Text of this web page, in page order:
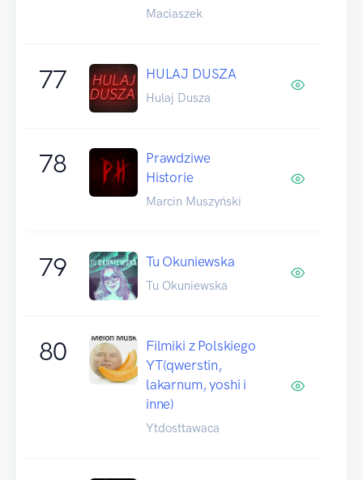
Maciaszek
77 HULAJ DUSZA
Hulaj Dusza
78
Prawdziwe
Historie
Marcin Muszyński
79 Tu Okuniewska
Tu Okuniewska
80
Filmiki z Polskiego
YT(qwerstin,
lakarnum, yoshi i
inne)
Ytdosttawaca